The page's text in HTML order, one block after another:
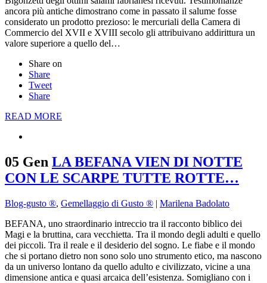
ancora più antiche dimostrano come in passato il salume fosse
considerato un prodotto prezioso: le mercuriali della Camera di
Commercio del XVII e XVIII secolo gli attribuivano addirittura un
valore superiore a quello del…
Share on
Share
Tweet
Share
READ MORE
05 Gen LA BEFANA VIEN DI NOTTE
CON LE SCARPE TUTTE ROTTE…
Blog-gusto ®, Gemellaggio di Gusto ® | Marilena Badolato
BEFANA, uno straordinario intreccio tra il racconto biblico dei
Magi e la bruttina, cara vecchietta. Tra il mondo degli adulti e quello
dei piccoli. Tra il reale e il desiderio del sogno. Le fiabe e il mondo
che si portano dietro non sono solo uno strumento etico, ma nascono
da un universo lontano da quello adulto e civilizzato, vicine a una
dimensione antica e quasi arcaica dell’esistenza. Somigliano con i